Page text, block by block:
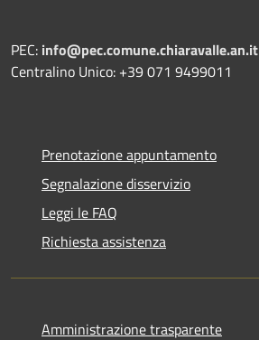
PEC: info@pec.comune.chiaravalle.an.it
Centralino Unico: +39 071 9499011
Prenotazione appuntamento
Segnalazione disservizio
Leggi le FAQ
Richiesta assistenza
Amministrazione trasparente